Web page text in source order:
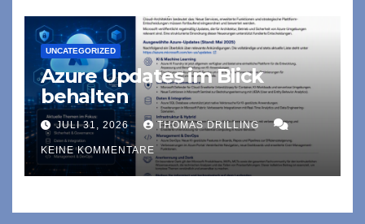
UNCATEGORIZED
Azure Updates im Blick
behalten
JULI 31, 2026 THOMAS DRILLING
KEINE KOMMENTARE